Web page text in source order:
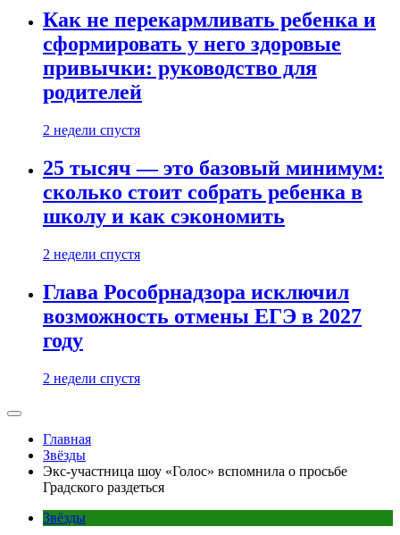
Как не перекармливать ребенка и
сформировать у него здоровые
привычки: руководство для
родителей
2 недели спустя
25 тысяч — это базовый минимум:
сколько стоит собрать ребенка в
школу и как сэкономить
2 недели спустя
Глава Рособрнадзора исключил
возможность отмены ЕГЭ в 2027
году
2 недели спустя
Главная
Звёзды
Экс-участница шоу «Голос» вспомнила о просьбе
Градского раздеться
Звёзды